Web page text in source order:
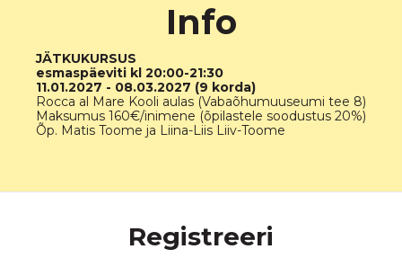
Info
JÄTKUKURSUS
esmaspäeviti kl 20:00-21:30
11.01.2027 - 08.03.2027 (9 korda)
Rocca al Mare Kooli aulas (Vabaõhumuuseumi tee 8)
Maksumus 160€/inimene (õpilastele soodustus 20%)
Õp. Matis Toome ja Liina-Liis Liiv-Toome
Registreeri